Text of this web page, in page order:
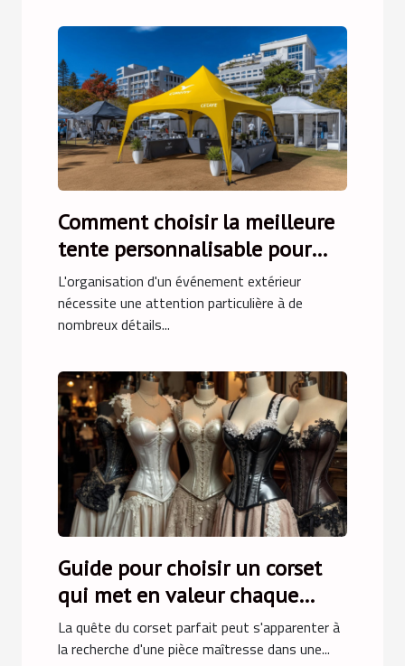
Comment choisir la meilleure
tente personnalisable pour
votre événement
L'organisation d'un événement extérieur
nécessite une attention particulière à de
nombreux détails...
Guide pour choisir un corset
qui met en valeur chaque
silhouette
La quête du corset parfait peut s'apparenter à
la recherche d'une pièce maîtresse dans une...